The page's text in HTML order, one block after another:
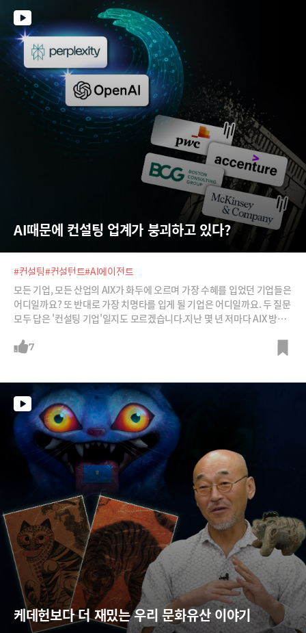
당했던 일본의 소니가 자율주행차 '아필라'(AFEELA)로 어떻게 새로운 공
간 경험을 제안하는지 보시죠. 따뜻하고 섬세한 LG의 감성지능, 안마의자
로만 알려졌던 세라젬의 AI 웰니스홈도 함께 소개합니다.
AI때문에 컨설팅 업계가 붕괴하고 있다?
#컨설팅#컨설턴트#AI에이전트
모든 기업, 모든 산업의 AIX가 화두에 오르며 가장 수혜를 입었던 기업들은
어디일까요? 또 반대로 가장 치명타를 입게 될 기업은 어디일까요. 두 질문
모두 답은 '컨설팅 기업'일지도 모르겠습니다.지난 몇 년 저마다 AIX 방법
습니다. 그런데 AI가 조직에 받아들인 고객사들이 똑똑해지기 시작했습니
7
케데헌보다 더 재밌는 우리 문화유산 이야기